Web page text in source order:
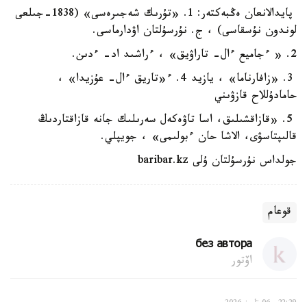
پايدالانعان ەڭبەكتەر: 1. «تۇرىك شەجىرەسى» (1838-جىلعى
لوندون نۇسقاسى) ، ج. نۇرسۇلتان اۋدارماسى.
2. « ءجاميع ءال- تاراۋيق» ، ءراشىد اد- ءدىن.
3. «زافارناما» ، يازيد 4. ء«تاريق ءال- عۇزيدا» ،
حامادۇللاح قازۋىني
5. «قازاقشىلىق، اسا تاۋەكەل سەرىلىك جانە قازاقتاردىڭ
قالىپتاسۋى، الاشا حان ءبولىمى» ، جويپلي.
جولداس نۇرسۇلتان ۇلى baribar.kz
قوعام
без автора
اۆتور